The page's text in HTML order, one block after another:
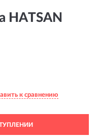
HATSAN
к сравнению